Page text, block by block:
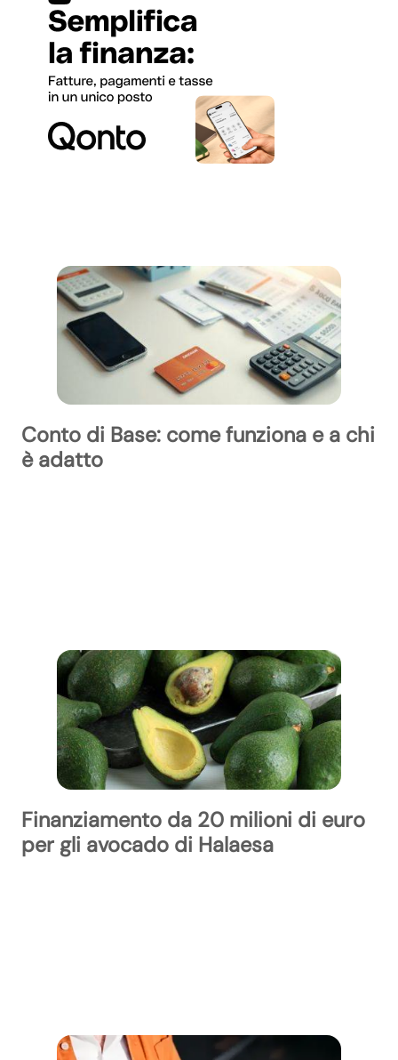
Conto di Base: come funziona e a chi
è adatto
Finanziamento da 20 milioni di euro
per gli avocado di Halaesa